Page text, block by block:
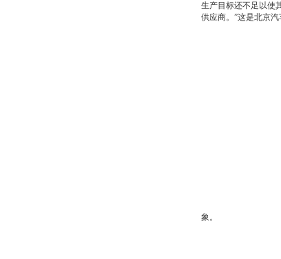
生产目标还不足以使
供应商。”这是北京
象。